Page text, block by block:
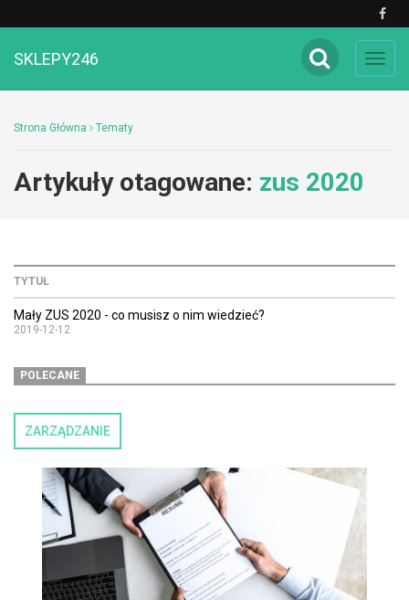
SKLEPY246
Strona Główna Tematy
Artykuły otagowane: zus 2020
TYTUŁ
Mały ZUS 2020 - co musisz o nim wiedzieć?
2019-12-12
POLECANE
ZARZĄDZANIE